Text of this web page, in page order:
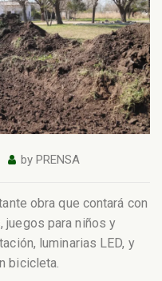
by PRENSA
obra que contará con
juegos para niños y
luminarias LED, y
bicicleta.